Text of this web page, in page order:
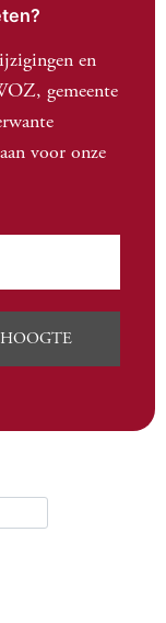
en
gemeente
voor onze